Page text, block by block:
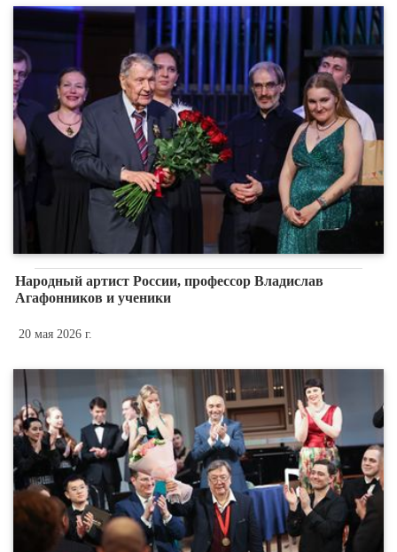
Народный артист России, профессор Владислав
Агафонников и ученики
20 мая 2026 г.